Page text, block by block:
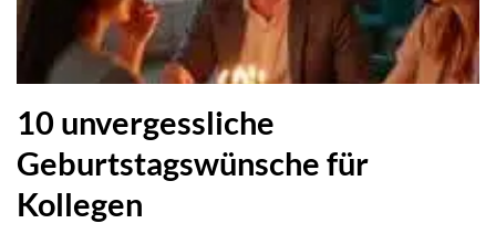
10 unvergessliche
Geburtstagswünsche für
Kollegen